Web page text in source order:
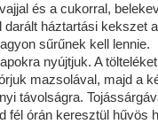
és a cukorral,
háztartási kekszet
sűrűnek kell lennie.
nyújtjuk. A
mazsolával, majd a
távolságra.
fél órán keresztül hűvös